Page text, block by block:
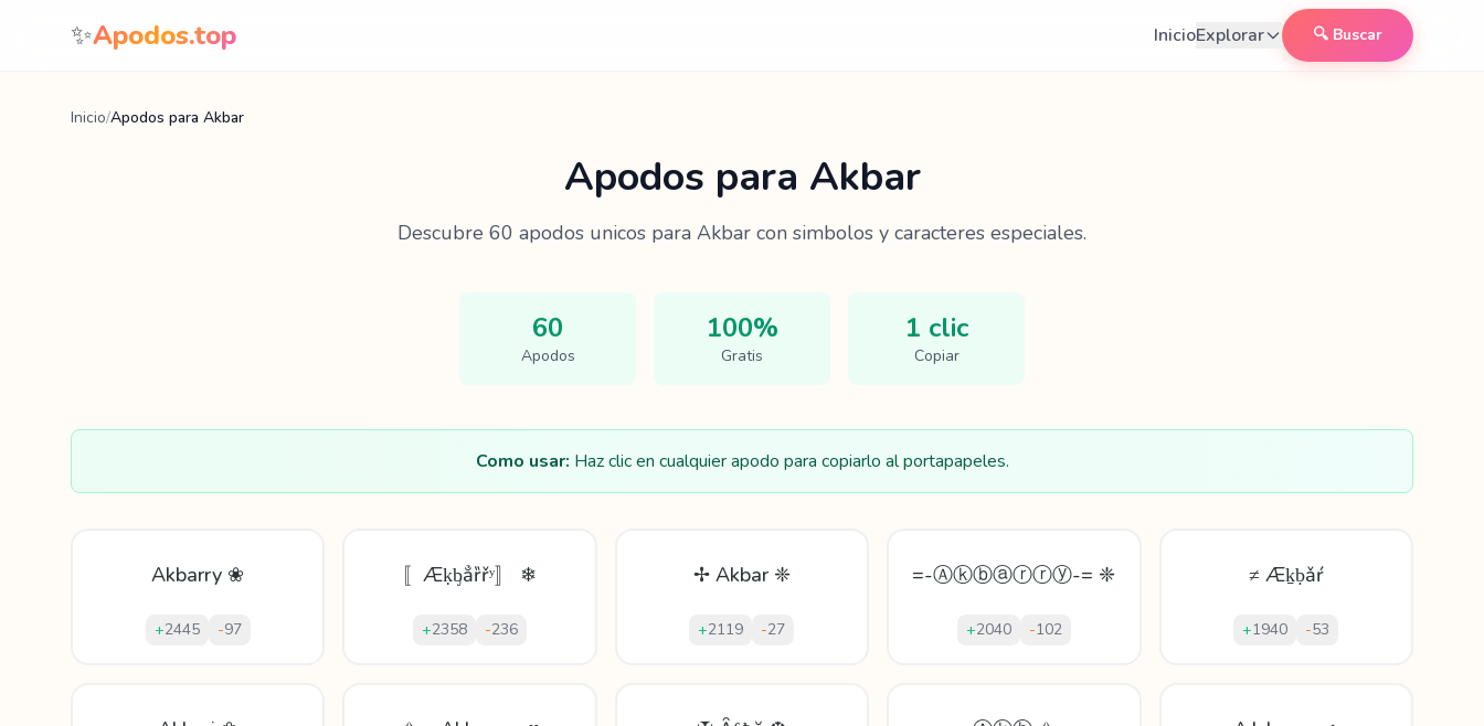
Saltar al contenido
✨Apodos.top InicioExplorar 🔍 Buscar
Inicio/Apodos para Akbar
Apodos para Akbar
Descubre 60 apodos unicos para Akbar con simbolos y caracteres especiales.
60
Apodos
100%
Gratis
1 clic
Copiar
Como usar: Haz clic en cualquier apodo para copiarlo al portapapeles.
Akbarry ❀
+2445 -97
〚Æḳᶀẳȑřʸ〛 ❄
+2358 -236
✢ Akbar ❈
+2119 -27
=-Ⓐⓚⓑⓐⓡⓡⓨ-= ❈
+2040 -102
≠ Æḵḅǎŕ
+1940 -53